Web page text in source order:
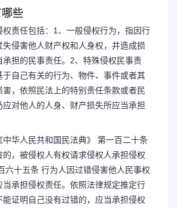
些
权责任包括：1、一般侵权行为，指因行
失侵害他人财产权和人身权，并造成损
承担的民事责任。2、特殊侵权民事责
于自己有关的行为、物件、事件或者其
，依照民法上的特别责任条款或者民
对他人的人身、财产损失所应当承担
中华人民共和国民法典》 第一百二十条
的，被侵权人有权请求侵权人承担侵权
六十五条 行为人因过错侵害他人民事权
当承担侵权责任。依照法律规定推定行
能证明自己没有过错的，应当承担侵权